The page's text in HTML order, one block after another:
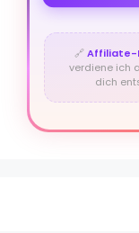
🔗Affiliate-
verdiene ich
dich